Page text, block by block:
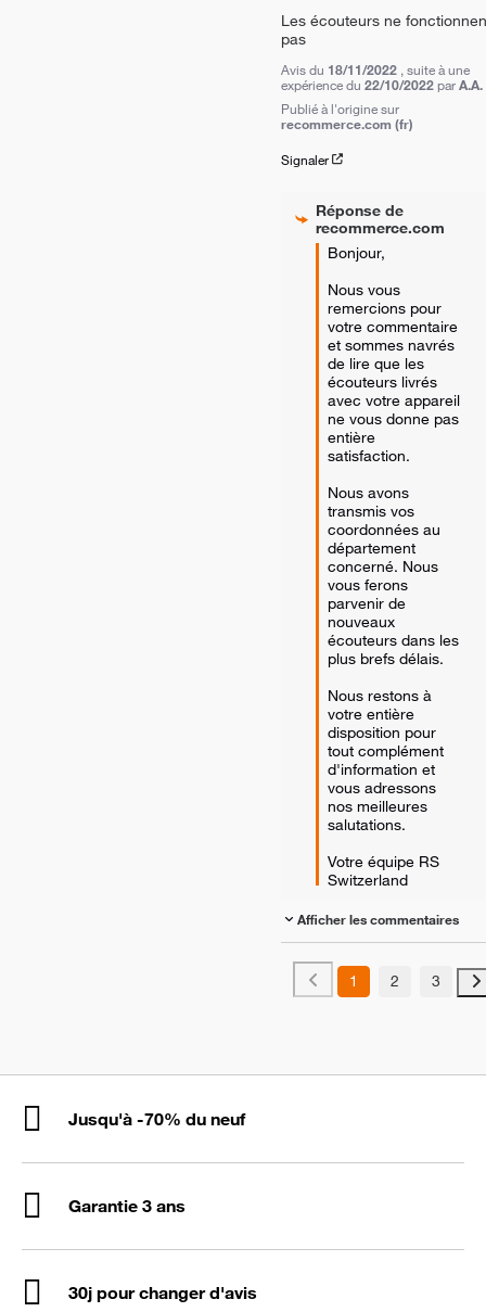
Les écouteurs ne
pas
Avis du 18/11/2022 , suite à une
expérience du 22/10/2022 parA.A.
Publié à l'origine sur
recommerce.com (fr)
Signaler
Réponse de
recommerce.com
Bonjour,
Nous vous
remercions pour
votre commentaire
et sommes navrés
de lire que les
écouteurs livrés
avec votre appareil
ne vous donne pas
entière
satisfaction.
Nous avons
transmis vos
coordonnées au
département
concerné. Nous
vous ferons
parvenir de
nouveaux
écouteurs dans les
plus brefs délais.
Nous restons à
votre entière
disposition pour
tout complément
d'information et
vous adressons
nos meilleures
salutations.
Votre équipe RS
Switzerland
Afficher les commentaires
1 2 3
Jusqu'à -70% du neuf
Garantie 3 ans
30j pour changer d'avis